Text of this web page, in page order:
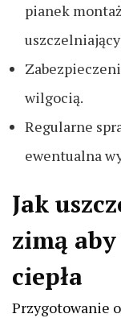
pianek
wilgocią.
Regularne
ewentualna
Jak
zimą
ciepła
Przygotowanie